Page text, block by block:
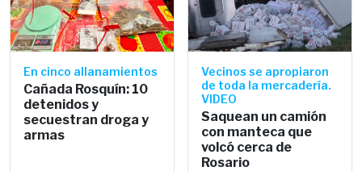
En cinco allanamientos
Cañada Rosquín: 10
detenidos y
secuestran droga y
armas
Vecinos se apropiaron
de toda la mercadería.
VIDEO
Saquean un camión
con manteca que
volcó cerca de
Rosario